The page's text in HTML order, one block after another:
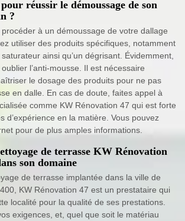
réussir le démoussage de son
?
à un démoussage de votre dallage
utiliser des produits spécifiques, notamment
ainsi qu’un dégrisant. Évidemment,
l’anti-mousse. Il est nécessaire
le dosage des produits pour ne pas
en dalle. En cas de doute, faites appel à
comme KW Rénovation 47 qui est forte
d’expérience en la matière. Vous pouvez
pour de plus amples informations.
de terrasse KW Rénovation
son domaine
de terrasse implantée dans la ville de
KW Rénovation 47 est un prestataire qui
localité pour la qualité de ses prestations.
exigences, et, quel que soit le matériau